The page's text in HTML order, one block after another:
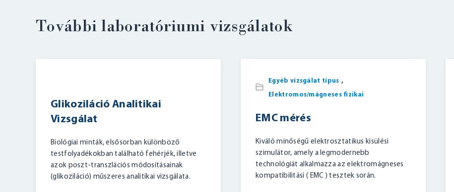
További laboratóriumi vizsgálatok
Glikoziláció Analitikai
Vizsgálat
Biológiai minták, elsősorban különböző
testfolyadékokban található fehérjék, illetve
azok poszt-transzlációs módosításainak
(glikoziláció) műszeres analitikai vizsgálata.
Egyéb vizsgálat típus ,
Elektromos/mágneses fizikai
EMC mérés
Kiváló minőségű elektrosztatikus kisülési
szimulátor, amely a legmodernebb
technológiát alkalmazza az elektromágneses
kompatibilitási ( EMC ) tesztek során.